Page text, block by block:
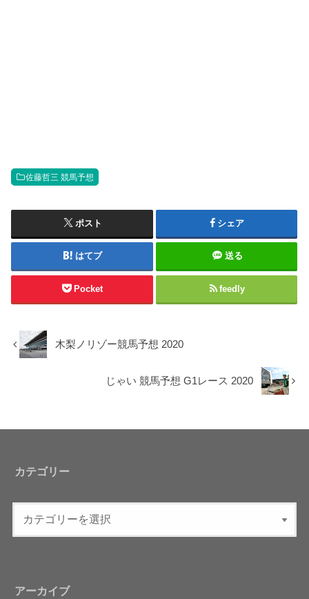
佐藤哲三 競馬予想
ポスト シェア
はてブ 送る
Pocket feedly
木梨ノリゾー競馬予想 2020
じゃい 競馬予想 G1レース 2020
カテゴリー
アーカイブ